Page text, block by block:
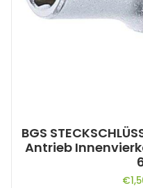
BGS
Antrieb
€